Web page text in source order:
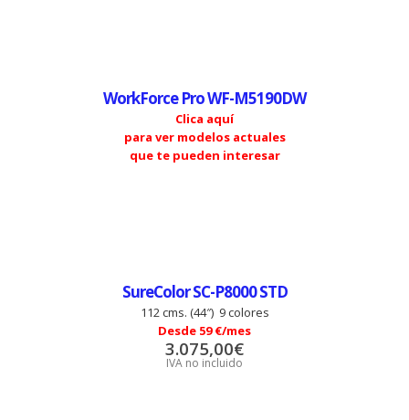
WorkForce Pro WF-M5190DW
Clica aquí
para ver modelos actuales
que te pueden interesar
SureColor SC-P8000 STD
112 cms. (44″) 9 colores
Desde 59 €/mes
3.075,00€
IVA no incluido